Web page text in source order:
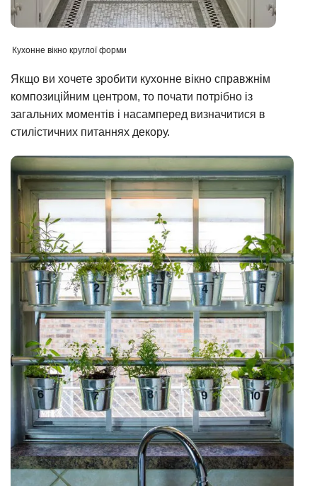
Кухонне вікно круглої форми
Якщо ви хочете зробити кухонне вікно справжнім
композиційним центром, то почати потрібно із
загальних моментів і насамперед визначитися в
стилістичних питаннях декору.